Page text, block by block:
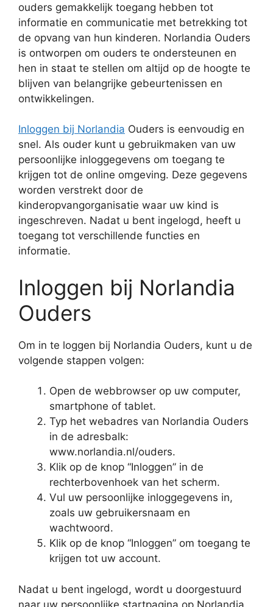
ouders gemakkelijk toegang hebben tot
informatie en communicatie met betrekking tot
de opvang van hun kinderen. Norlandia Ouders
is ontworpen om ouders te ondersteunen en
hen in staat te stellen om altijd op de hoogte te
blijven van belangrijke gebeurtenissen en
ontwikkelingen.
Inloggen bij Norlandia Ouders is eenvoudig en
snel. Als ouder kunt u gebruikmaken van uw
persoonlijke inloggegevens om toegang te
krijgen tot de online omgeving. Deze gegevens
worden verstrekt door de
kinderopvangorganisatie waar uw kind is
ingeschreven. Nadat u bent ingelogd, heeft u
toegang tot verschillende functies en
informatie.
Inloggen bij Norlandia
Ouders
Om in te loggen bij Norlandia Ouders, kunt u de
volgende stappen volgen:
Open de webbrowser op uw computer,
smartphone of tablet.
Typ het webadres van Norlandia Ouders
in de adresbalk:
www.norlandia.nl/ouders.
Klik op de knop “Inloggen” in de
rechterbovenhoek van het scherm.
Vul uw persoonlijke inloggegevens in,
zoals uw gebruikersnaam en
wachtwoord.
Klik op de knop “Inloggen” om toegang te
krijgen tot uw account.
Nadat u bent ingelogd, wordt u doorgestuurd
naar uw persoonlijke startpagina op Norlandia